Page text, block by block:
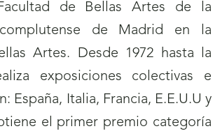
de Bellas Artes de la
complutense de Madrid en la
Artes. Desde 1972 hasta la
exposiciones colectivas e
España, Italia, Francia, E.E.U.U y
el primer premio categoría